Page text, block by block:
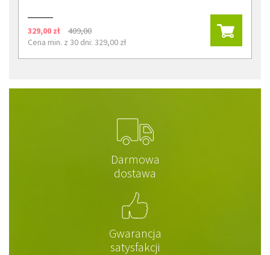
329,00 zł
409,00
Cena min. z 30 dni: 329,00 zł
Darmowa
dostawa
Gwarancja
satysfakcji